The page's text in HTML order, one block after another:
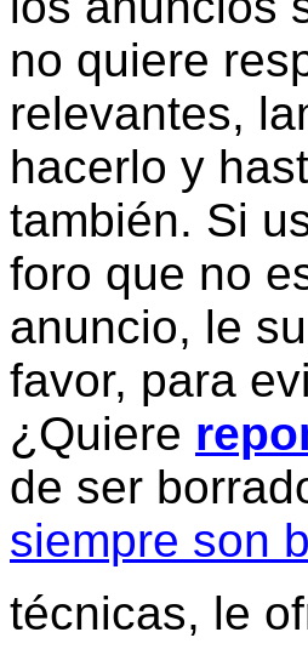
no quiere
relevantes,
hacerlo y
también. Si
foro que no
anuncio, le
favor, para
¿Quiere
de ser
siempre son
técnicas, le